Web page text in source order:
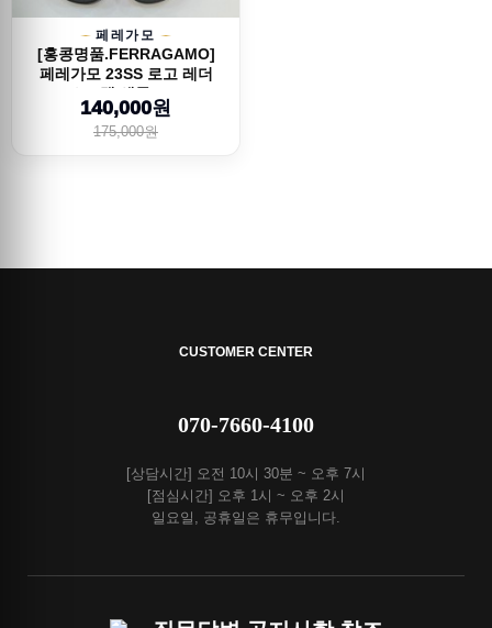
페레가모
[홍콩명품.FERRAGAMO]
페레가모 23SS 로고 레더
스트랩 샌들, S...
140,000원
175,000원
CUSTOMER CENTER
070-7660-4100
[상담시간] 오전 10시 30분 ~ 오후 7시
[점심시간] 오후 1시 ~ 오후 2시
일요일, 공휴일은 휴무입니다.